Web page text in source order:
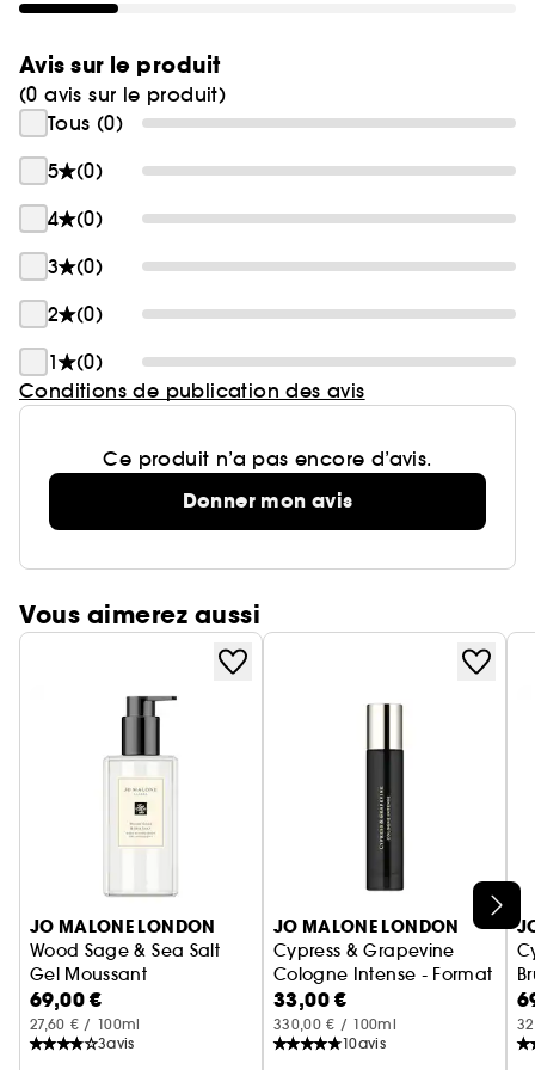
Avis sur le produit
(0 avis sur le produit)
Tous (0)
5
(0)
4
(0)
3
(0)
2
(0)
1
(0)
Conditions de publication des avis
Ce produit n’a pas encore d’avis.
Donner mon avis
Vous aimerez aussi
Ignorer le carrousel produits
JO MALONE LONDON
Wood Sage & Sea Salt
Gel Moussant
69,00 €
27,60 € / 100ml
3avis
JO MALONE LONDON
Cypress & Grapevine
Cologne Intense - Format
33,00 €
330,00 € / 100ml
10avis